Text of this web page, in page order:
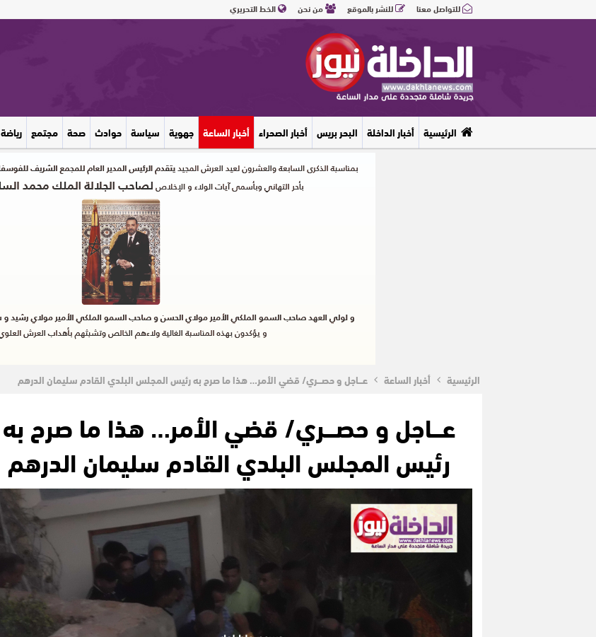
للتواصل معنا للنشر بالموقع من نحن الخط التحريري
الرئيسية أخبار الداخلة البحر بريس أخبار الصحراء أخبار الساعة جهوية سياسة حوادث صحة مجتمع رياضة
الرئيسية أخبار الساعة عـــاجل و حصـــري/ قضي الأمر… هذا ما صرح به رئيس المجلس البلدي القادم سليمان الدرهم
عـــاجل و حصـــري/ قضي الأمر… هذا ما صرح به
رئيس المجلس البلدي القادم سليمان الدرهم